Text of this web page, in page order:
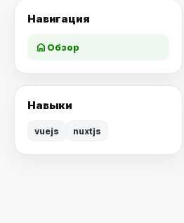
Навигация
home Обзор
Навыки
vuejs nuxtjs